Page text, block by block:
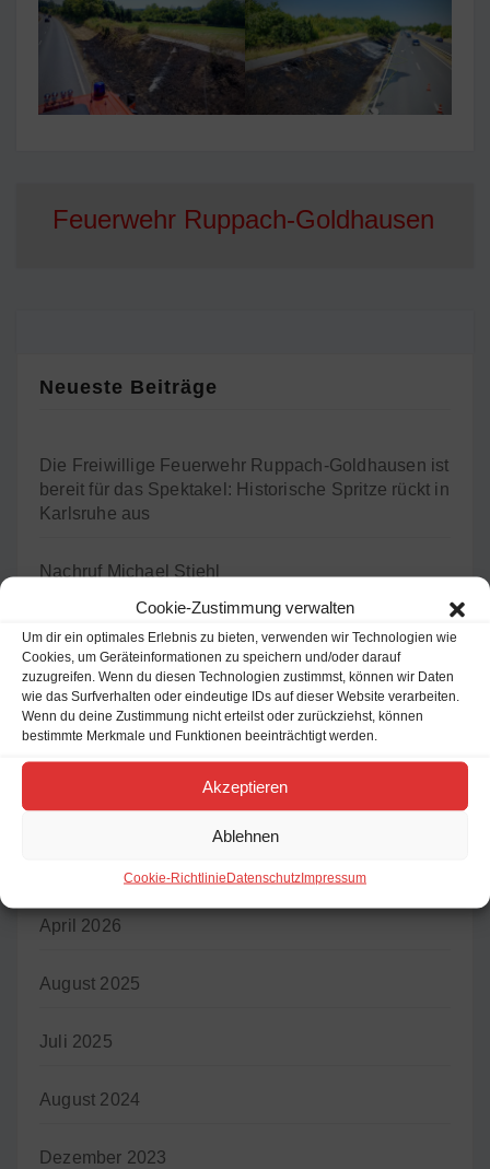
Cookie-Zustimmung verwalten
Um dir ein optimales Erlebnis zu bieten, verwenden wir Technologien wie
Cookies, um Geräteinformationen zu speichern und/oder darauf
zuzugreifen. Wenn du diesen Technologien zustimmst, können wir Daten
wie das Surfverhalten oder eindeutige IDs auf dieser Website verarbeiten.
Wenn du deine Zustimmung nicht erteilst oder zurückziehst, können
bestimmte Merkmale und Funktionen beeinträchtigt werden.
Akzeptieren
Ablehnen
Cookie-RichtlinieDatenschutzImpressum
Feuerwehr Ruppach-Goldhausen
Neueste Beiträge
Die Freiwillige Feuerwehr Ruppach-Goldhausen ist
bereit für das Spektakel: Historische Spritze rückt in
Karlsruhe aus
Nachruf Michael Stiehl
SOMMER OPEN-AIR 2025
B2.03 LKW-Brand
H2.01 Türöffnen dringend
April 2026
August 2025
Juli 2025
August 2024
Dezember 2023